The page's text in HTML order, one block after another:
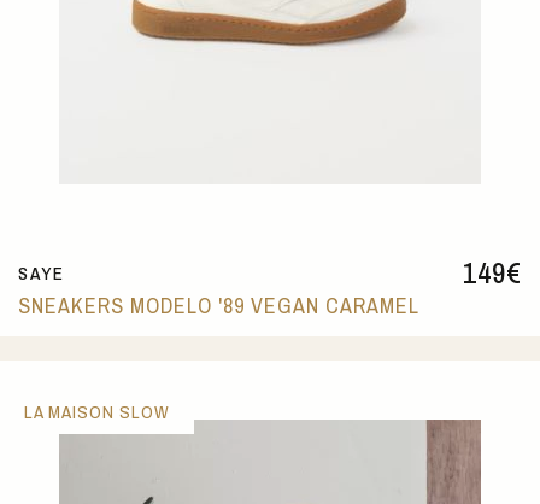
149€
SAYE
SNEAKERS MODELO '89 VEGAN CARAMEL
LA MAISON SLOW